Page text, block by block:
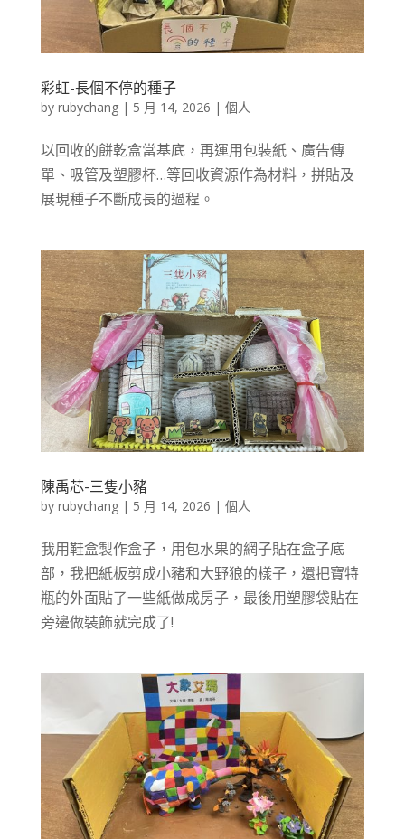
彩虹-長個不停的種子
by rubychang| 5 月 14, 2026 | 個人
以回收的餅乾盒當基底，再運用包裝紙、廣告傳
單、吸管及塑膠杯…等回收資源作為材料，拼貼及
展現種子不斷成長的過程。
陳禹芯-三隻小豬
by rubychang| 5 月 14, 2026 | 個人
我用鞋盒製作盒子，用包水果的網子貼在盒子底
部，我把紙板剪成小豬和大野狼的樣子，還把寶特
瓶的外面貼了一些紙做成房子，最後用塑膠袋貼在
旁邊做裝飾就完成了!